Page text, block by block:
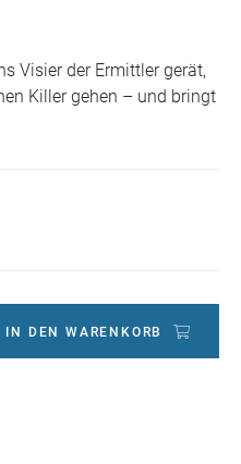
Visier der Ermittler gerät,
Killer gehen – und bringt
IN DEN WARENKORB